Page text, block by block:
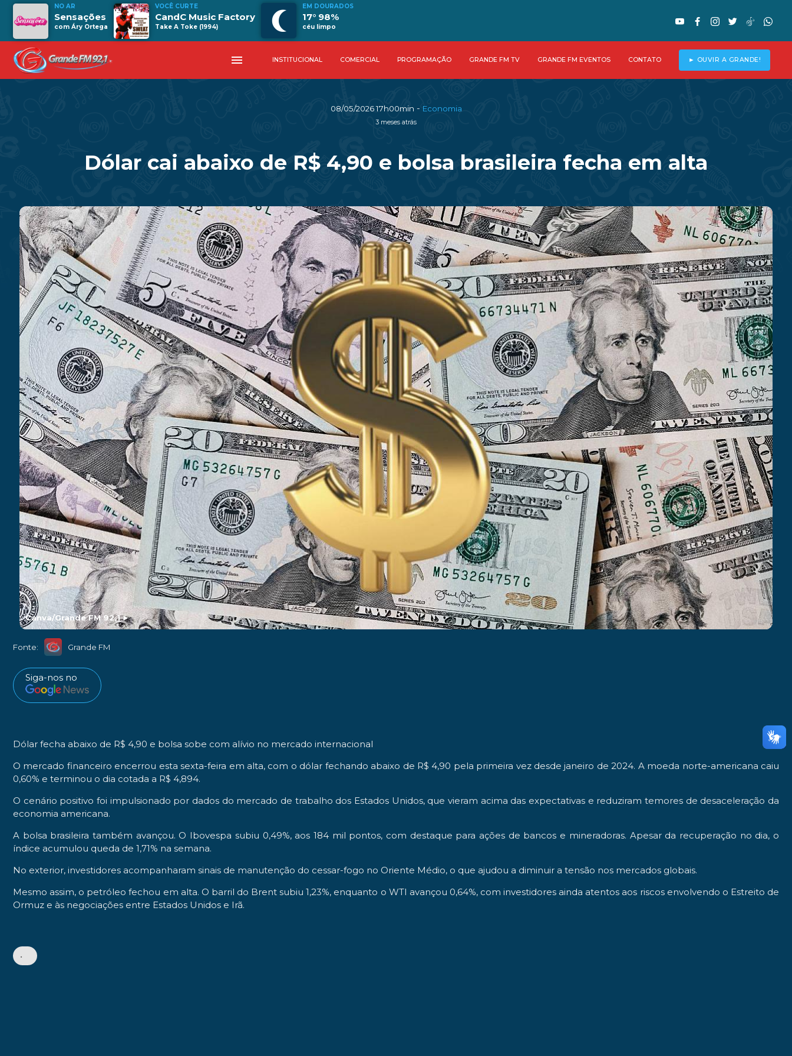
NO AR
Sensações
com Áry Ortega
VOCÊ CURTE
CandC Music Factory
Take A Toke (1994)
EM DOURADOS
17° 98%
céu limpo
menu INSTITUCIONAL COMERCIAL PROGRAMAÇÃO GRANDE FM TV GRANDE FM EVENTOS CONTATO ► OUVIR A GRANDE!
08/05/2026 17h00min - Economia
3 meses atrás
Dólar cai abaixo de R$ 4,90 e bolsa brasileira fecha em alta
Canva/Grande FM 92,1►
Fonte: Grande FM
Siga-nos no
Dólar fecha abaixo de R$ 4,90 e bolsa sobe com alívio no mercado internacional
O mercado financeiro encerrou esta sexta-feira em alta, com o dólar fechando abaixo de R$ 4,90 pela primeira vez desde janeiro de 2024. A moeda norte-americana caiu
0,60% e terminou o dia cotada a R$ 4,894.
O cenário positivo foi impulsionado por dados do mercado de trabalho dos Estados Unidos, que vieram acima das expectativas e reduziram temores de desaceleração da
economia americana.
A bolsa brasileira também avançou. O Ibovespa subiu 0,49%, aos 184 mil pontos, com destaque para ações de bancos e mineradoras. Apesar da recuperação no dia, o
índice acumulou queda de 1,71% na semana.
No exterior, investidores acompanharam sinais de manutenção do cessar-fogo no Oriente Médio, o que ajudou a diminuir a tensão nos mercados globais.
Mesmo assim, o petróleo fechou em alta. O barril do Brent subiu 1,23%, enquanto o WTI avançou 0,64%, com investidores ainda atentos aos riscos envolvendo o Estreito de
Ormuz e às negociações entre Estados Unidos e Irã.
•